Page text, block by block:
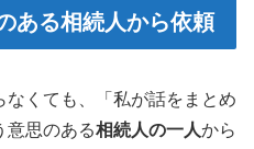
ある相続人から依頼
くても、「私が話をまとめ
意思のある相続人の一人から